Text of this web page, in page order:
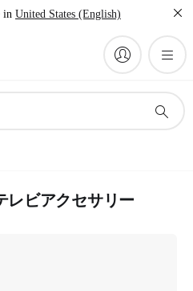
in United States (English)
レビアクセサリー